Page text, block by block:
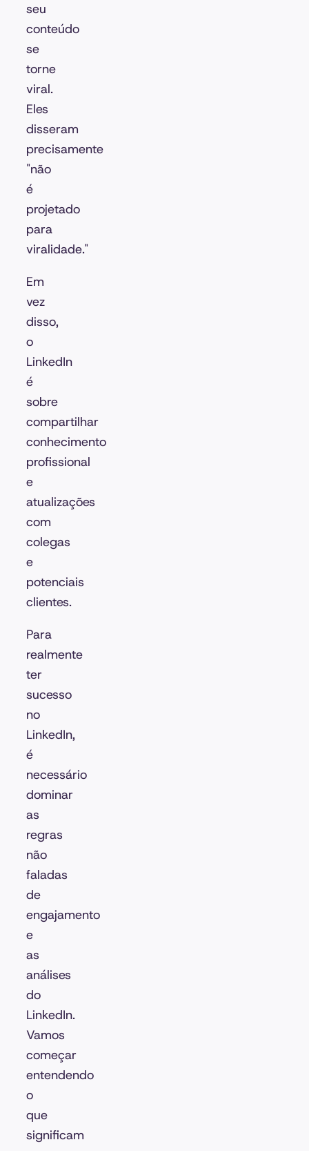
seu
conteúdo
se
torne
viral.
Eles
disseram
precisamente
"não
é
projetado
para
viralidade."
Em
vez
disso,
o
LinkedIn
é
sobre
compartilhar
conhecimento
profissional
e
atualizações
com
colegas
e
potenciais
clientes.
Para
realmente
ter
sucesso
no
LinkedIn,
é
necessário
dominar
as
regras
não
faladas
de
engajamento
e
as
análises
do
LinkedIn.
Vamos
começar
entendendo
o
que
significam